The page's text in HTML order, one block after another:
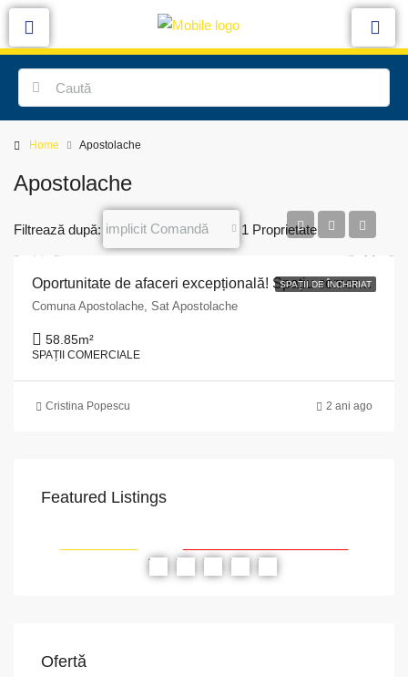
Home Apostolache
Apostolache
1 Proprietate
Filtrează după: implicit Comandă
SPAȚII DE ÎNCHIRIAT
Oportunitate de afaceri excepțională! Spațiu comercial de 59 mp în localitatea Apostolache, județul Prahova!
Comuna Apostolache, Sat Apostolache
58.85m²
SPAȚII COMERCIALE
Cristina Popescu 2 ani ago
Featured Listings
PROPRIETATEA A FOST ÎNCHIRIATĂ
Ofertă